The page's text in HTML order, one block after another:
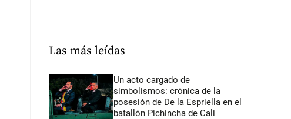
Las más leídas
Un acto cargado de
simbolismos: crónica de la
posesión de De la Espriella en el
batallón Pichincha de Cali